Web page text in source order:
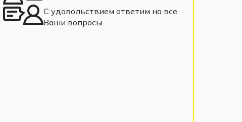
С удовольствием ответим на все
Ваши вопросы